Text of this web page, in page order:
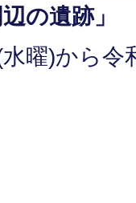
の遺跡」
曜)から令